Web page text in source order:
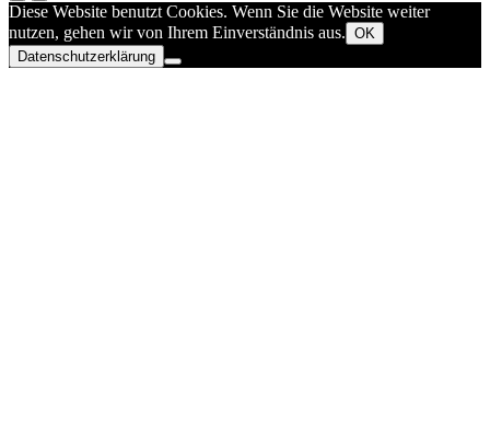
Diese Website benutzt Cookies. Wenn Sie die Website weiter
nutzen, gehen wir von Ihrem Einverständnis aus. OK
Datenschutzerklärung